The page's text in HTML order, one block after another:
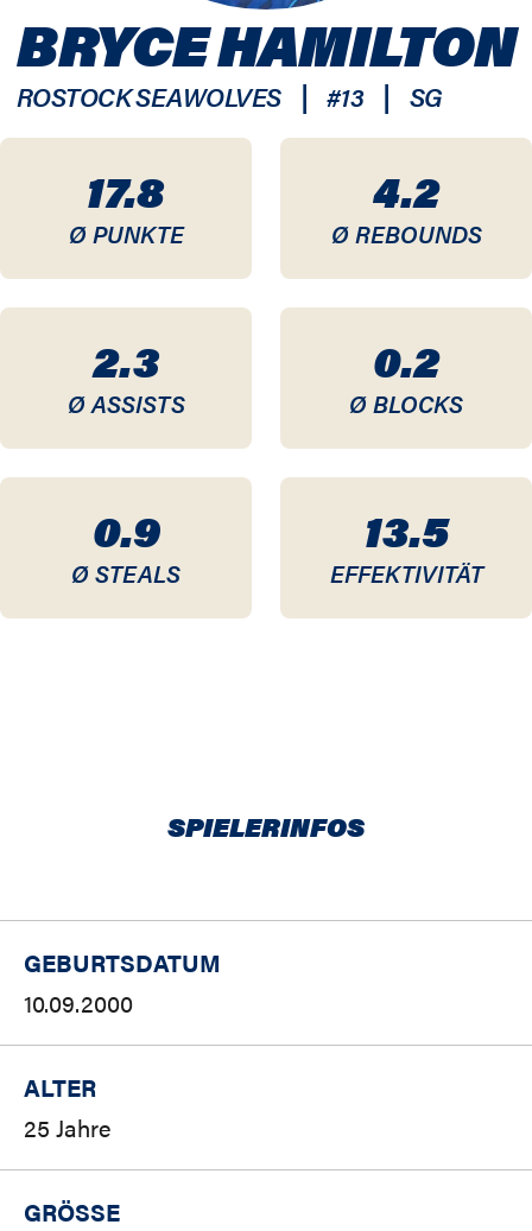
17.8
Ø PUNKTE
4.2
Ø REBOUNDS
2.3
Ø ASSISTS
0.2
Ø BLOCKS
0.9
Ø STEALS
13.5
EFFEKTIVITÄT
BRYCE HAMILTON
ROSTOCK SEAWOLVES | #13 | SG
SPIELERINFOS
GEBURTSDATUM
10.09.2000
ALTER
25 Jahre
GRÖSSE